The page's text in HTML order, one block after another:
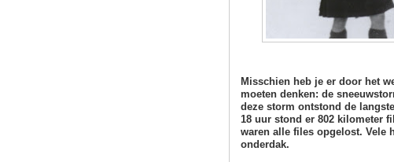
Misschien heb je er door het
moeten denken: de
deze storm ontstond de
18 uur stond er 802 kilometer
waren alle files opgelost. Vele
onderdak.